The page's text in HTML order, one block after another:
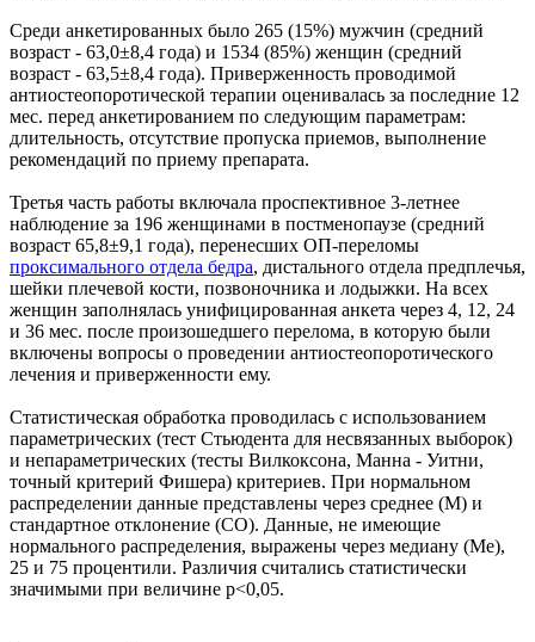
Среди анкетированных было 265 (15%) мужчин (средний
возраст - 63,0±8,4 года) и 1534 (85%) женщин (средний
возраст - 63,5±8,4 года). Приверженность проводимой
антиостеопоротической терапии оценивалась за последние 12
мес. перед анкетированием по следующим параметрам:
длительность, отсутствие пропуска приемов, выполнение
рекомендаций по приему препарата.
Третья часть работы включала проспективное 3-летнее
наблюдение за 196 женщинами в постменопаузе (средний
возраст 65,8±9,1 года), перенесших ОП-переломы
проксимального отдела бедра, дистального отдела предплечья,
шейки плечевой кости, позвоночника и лодыжки. На всех
женщин заполнялась унифицированная анкета через 4, 12, 24
и 36 мес. после произошедшего перелома, в которую были
включены вопросы о проведении антиостеопоротического
лечения и приверженности ему.
Статистическая обработка проводилась с использованием
параметрических (тест Стьюдента для несвязанных выборок)
и непараметрических (тесты Вилкоксона, Манна - Уитни,
точный критерий Фишера) критериев. При нормальном
распределении данные представлены через среднее (М) и
стандартное отклонение (СО). Данные, не имеющие
нормального распределения, выражены через медиану (Ме),
25 и 75 процентили. Различия считались статистически
значимыми при величине p<0,05.